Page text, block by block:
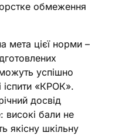
обмеження
мета цієї норми –
успішно
іспити «КРОК».
досвід
високі бали не
якісну шкільну